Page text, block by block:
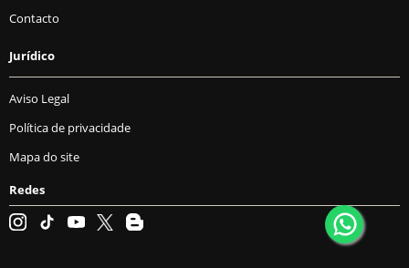
Contacto
Jurídico
Aviso Legal
Política de privacidade
Mapa do site
Redes